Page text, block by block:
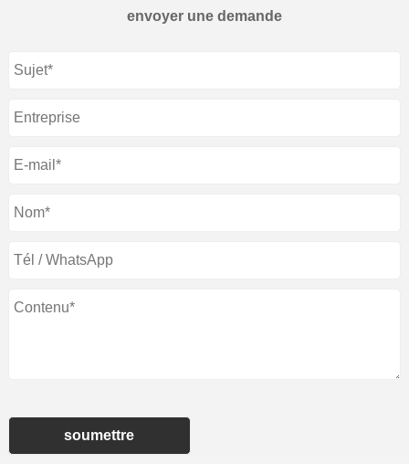
envoyer une demande
soumettre